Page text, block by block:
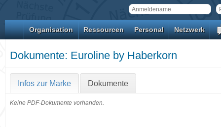
Organisation Ressourcen Personal Netzwerk
Dokumente: Euroline by Haberkorn
Infos zur Marke Dokumente
Keine PDF-Dokumente vorhanden.